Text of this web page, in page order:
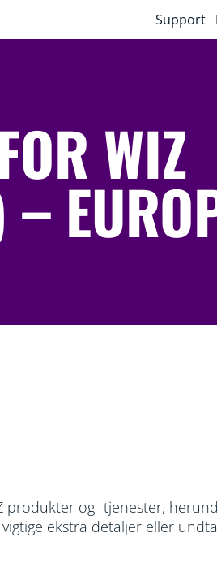
Support
WIZ
–
og -tjenester,
ekstra detaljer eller